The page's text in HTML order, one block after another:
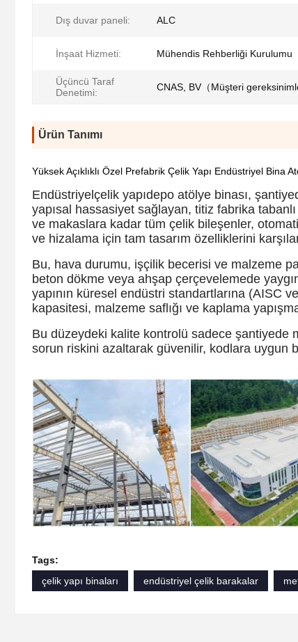
Dış duvar paneli: ALC
İnşaat Hizmeti: Mühendis Rehberliği Kurulumu
Üçüncü Taraf
Denetimi:
CNAS, BV（Müşteri
Ürün Tanımı
Yüksek Açıklıklı Özel Prefabrik Çelik Yapı Endüstriyel Bina
Endüstriyel çelik yapıdepo atölye binası,
yapısal hassasiyet sağlayan, titiz fabrika
ve makaslara kadar tüm çelik bileşenler,
ve hizalama için tam tasarım özelliklerini
Bu, hava durumu, işçilik becerisi ve malzeme
beton dökme veya ahşap çerçevelemede
yapının küresel endüstri standartlarına (AISC
kapasitesi, malzeme saflığı ve kaplama
Bu düzeydeki kalite kontrolü sadece şantiyede
sorun riskini azaltarak güvenilir, kodlara uygun
Tags:
çelik yapı binaları
endüstriyel çelik barakalar